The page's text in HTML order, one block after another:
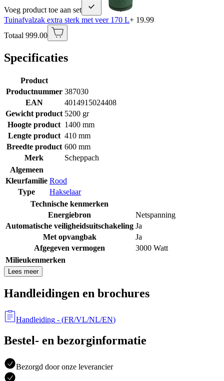
Voeg product toe aan set
Tuinafvalzak extra sterk met veer 170 L+ 19.99
Totaal 999.00
Specificaties
Product
Productnummer 387030
EAN
4014915024408
Gewicht product 5200 gr
Hoogte product 1400 mm
Lengte product 410 mm
Breedte product 600 mm
Merk
Scheppach
Algemeen
Kleurfamilie Rood
Type
Hakselaar
Technische kenmerken
Energiebron
Netspanning
Automatische veiligheidsuitschakeling Ja
Met opvangbak
Ja
Afgegeven vermogen
3000 Watt
Milieukenmerken
Lees meer
Handleidingen en brochures
Handleiding - (FR/VL/NL/EN)
Bestel- en bezorginformatie
Bezorgd door onze leverancier